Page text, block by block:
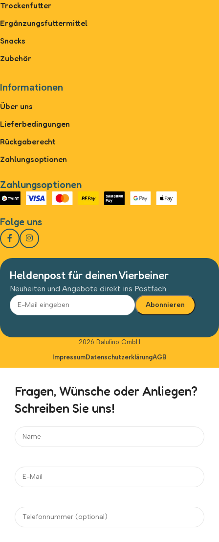
Trockenfutter
Ergänzungsfuttermittel
Snacks
Zubehör
Informationen
Über uns
Lieferbedingungen
Rückgaberecht
Zahlungsoptionen
Zahlungsoptionen
Folge uns
Heldenpost für deinen Vierbeiner
Neuheiten und Angebote direkt ins Postfach.
2026 Balufino GmbH
ImpressumDatenschutzerklärungAGB
Fragen, Wünsche oder Anliegen?
Schreiben Sie uns!